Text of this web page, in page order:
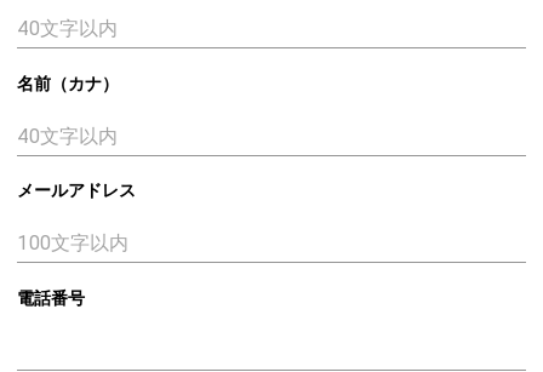
名前（カナ）
メールアドレス
電話番号